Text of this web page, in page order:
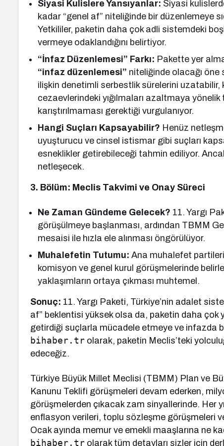
Siyasi Kulislere Yansıyanlar: Siyasi
kadar “genel af” niteliğinde bir düzenlemeye
Yetkililer, paketin daha çok adli sistemdeki
vermeye odaklandığını belirtiyor.
“İnfaz Düzenlemesi” Farkı: Pakette yer
“infaz düzenlemesi” niteliğinde olacağı öne
ilişkin denetimli serbestlik sürelerini uzatabilir,
cezaevlerindeki yığılmaları azaltmaya
karıştırılmaması gerektiği vurgulanıyor.
Hangi Suçları Kapsayabilir? Henüz
uyuşturucu ve cinsel istismar gibi suçları
esneklikler getirebileceği tahmin ediliyor.
netleşecek.
3. Bölüm: Meclis Takvimi ve Onay Süreci
Ne Zaman Gündeme Gelecek? 11. Yargı
görüşülmeye başlanması, ardından TBMM
mesaisi ile hızla ele alınması öngörülüyor.
Muhalefetin Tutumu: Ana muhalefet
komisyon ve genel kurul görüşmelerinde
yaklaşımların ortaya çıkması muhtemel.
Sonuç: 11. Yargı Paketi, Türkiye’nin adalet
af” beklentisi yüksek olsa da, paketin daha çok
getirdiği suçlarla mücadele etmeye ve infazda
bihaber.tr olarak, paketin Meclis’teki
edeceğiz.
Türkiye Büyük Millet Meclisi (TBMM) Plan ve
Kanunu Teklifi görüşmeleri devam ederken,
görüşmelerden çıkacak zam sinyallerinde. Her
enflasyon verileri, toplu sözleşme görüşmeleri
Ocak ayında memur ve emekli maaşlarına ne
bihaber.tr olarak tüm detayları sizler için